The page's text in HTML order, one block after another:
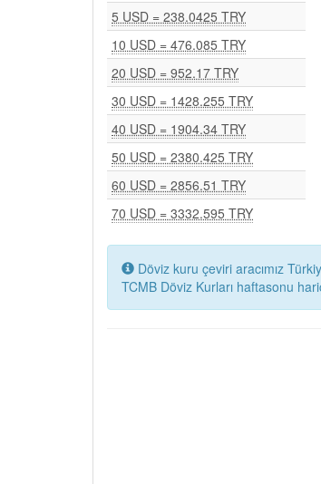
5 USD = 238.0425 TRY
10 USD = 476.085 TRY
20 USD = 952.17 TRY
30 USD = 1428.255 TRY
40 USD = 1904.34 TRY
50 USD = 2380.425 TRY
60 USD = 2856.51 TRY
70 USD = 3332.595 TRY
Döviz kuru çeviri aracımız
TCMB Döviz Kurları haftasonu